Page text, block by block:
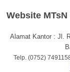
Website
Alamat Kantor : Jl.
Telp. (0752)